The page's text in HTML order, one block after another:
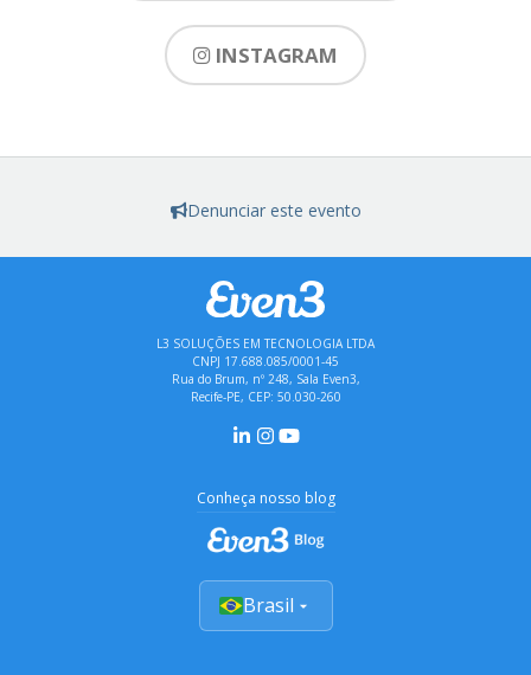
INSTAGRAM
Denunciar este evento
L3 SOLUÇÕES EM TECNOLOGIA LTDA
CNPJ 17.688.085/0001-45
Rua do Brum, nº 248, Sala Even3,
Recife-PE, CEP: 50.030-260
Conheça nosso blog
Brasil